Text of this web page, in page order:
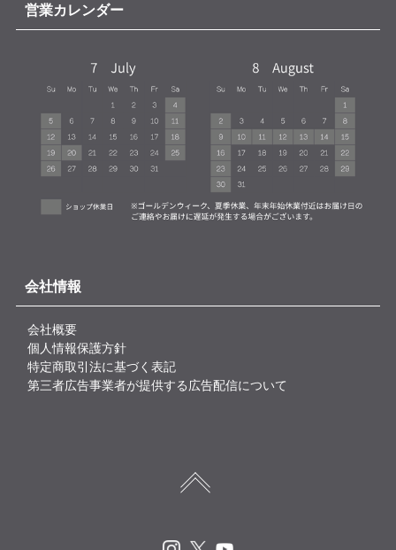
営業カレンダー
会社情報
会社概要
個人情報保護方針
特定商取引法に基づく表記
第三者広告事業者が提供する広告配信について